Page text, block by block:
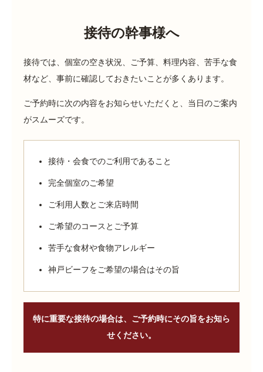
接待の幹事様へ
接待では、個室の空き状況、ご予算、料理内容、苦手な食
材など、事前に確認しておきたいことが多くあります。
ご予約時に次の内容をお知らせいただくと、当日のご案内
がスムーズです。
接待・会食でのご利用であること
完全個室のご希望
ご利用人数とご来店時間
ご希望のコースとご予算
苦手な食材や食物アレルギー
神戸ビーフをご希望の場合はその旨
特に重要な接待の場合は、ご予約時にその旨をお知ら
せください。